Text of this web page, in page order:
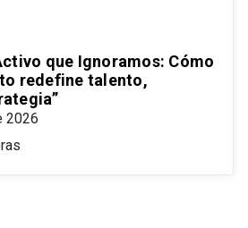
que Ignoramos: Cómo
redefine talento,
2026